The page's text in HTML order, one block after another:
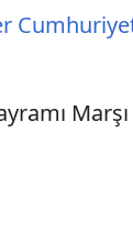
Cumhuriyet